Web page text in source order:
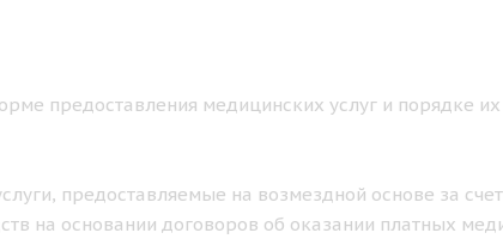
предоставления медицинских услуг и порядке
предоставляемые на возмездной основе за
на основании договоров об оказании платных